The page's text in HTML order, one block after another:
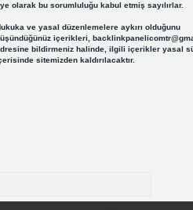
olarak bu sorumluluğu kabul etmiş sayılırlar.
ve yasal düzenlemelere aykırı olduğunu
içerikleri,
bildirmeniz halinde, ilgili içerikler yasal
sitemizden kaldırılacaktır.